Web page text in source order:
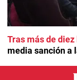
Tras más de
media sanción a